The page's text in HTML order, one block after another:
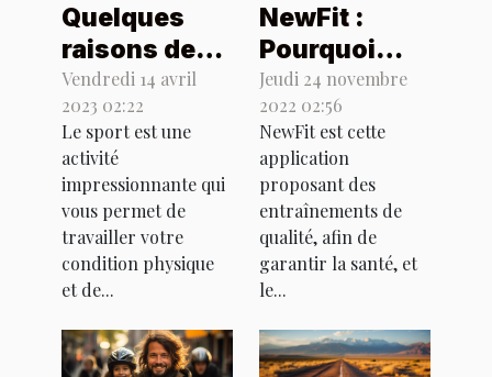
Quelques
raisons de
faire du
sport dans
une salle de
sport
spécialisée
Vendredi 14 avril
2023 02:22
Le sport est une
activité
impressionnante qui
vous permet de
travailler votre
condition physique
et de...
NewFit :
Pourquoi
l'utiliser ?
Jeudi 24 novembre
2022 02:56
NewFit est cette
application
proposant des
entraînements de
qualité, afin de
garantir la santé, et
le...